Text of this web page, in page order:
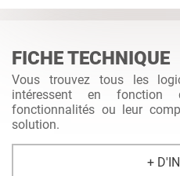
FICHE TECHNIQUE
Vous trouvez tous les
intéressent en fonction
fonctionnalités ou leur
solution.
+